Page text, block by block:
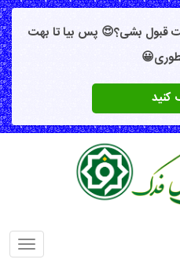
قبول بشی؟😍 پس بیا تا بهت
کنید